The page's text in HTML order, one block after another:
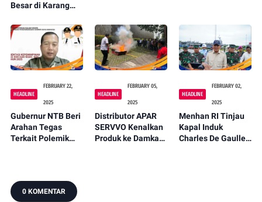
Besar di Karang
Terduga Pengedar
Narkoba
Mataram
Islamic Center
PENANTB
HEADLINE
FEBRUARY 22,
2025
Gubernur NTB Beri
Arahan Tegas
Terkait Polemik
HEADLINE
FEBRUARY 05,
2025
Distributor APAR
SERVVO Kenalkan
Produk ke Damkar
HEADLINE
FEBRUARY 02,
2025
Menhan RI Tinjau
Kapal Induk
Charles De Gaulle,
0 KOMENTAR